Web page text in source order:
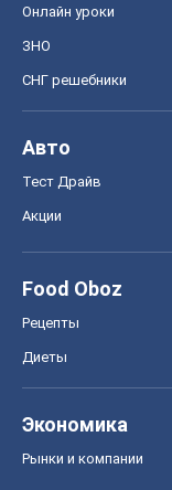
Онлайн уроки
ЗНО
СНГ решебники
Авто
Тест Драйв
Акции
Food Oboz
Рецепты
Диеты
Экономика
Рынки и компании